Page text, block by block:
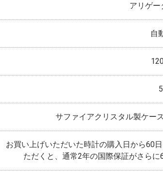
アリゲー
自
サファイアクリスタル製ケー
お買い上げいただいた時計の購入日から60
ただくと、通常2年の国際保証がさらに